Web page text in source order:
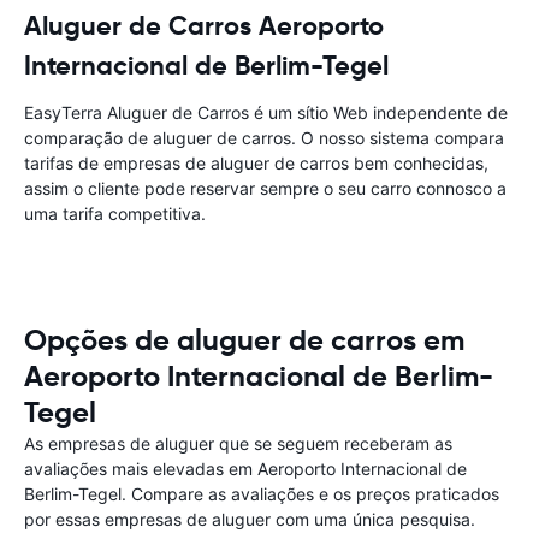
Aluguer de Carros Aeroporto
Internacional de Berlim-Tegel
EasyTerra Aluguer de Carros é um sítio Web independente de
comparação de aluguer de carros. O nosso sistema compara
tarifas de empresas de aluguer de carros bem conhecidas,
assim o cliente pode reservar sempre o seu carro connosco a
uma tarifa competitiva.
Opções de aluguer de carros em
Aeroporto Internacional de Berlim-
Tegel
As empresas de aluguer que se seguem receberam as
avaliações mais elevadas em Aeroporto Internacional de
Berlim-Tegel. Compare as avaliações e os preços praticados
por essas empresas de aluguer com uma única pesquisa.